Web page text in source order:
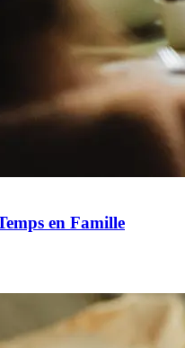
en Famille